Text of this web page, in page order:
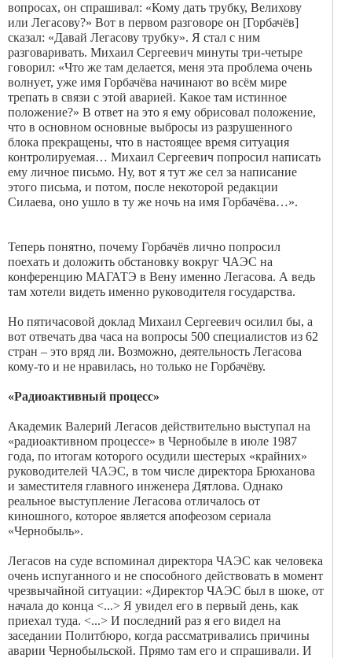
вопросах, он спрашивал: «Кому дать трубку, Велихову
или Легасову?» Вот в первом разговоре он [Горбачёв]
сказал: «Давай Легасову трубку». Я стал с ним
разговаривать. Михаил Сергеевич минуты три-четыре
говорил: «Что же там делается, меня эта проблема очень
волнует, уже имя Горбачёва начинают во всём мире
трепать в связи с этой аварией. Какое там истинное
положение?» В ответ на это я ему обрисовал положение,
что в основном основные выбросы из разрушенного
блока прекращены, что в настоящее время ситуация
контролируемая… Михаил Сергеевич попросил написать
ему личное письмо. Ну, вот я тут же сел за написание
этого письма, и потом, после некоторой редакции
Силаева, оно ушло в ту же ночь на имя Горбачёва…».
Теперь понятно, почему Горбачёв лично попросил
поехать и доложить обстановку вокруг ЧАЭС на
конференцию МАГАТЭ в Вену именно Легасова. А ведь
там хотели видеть именно руководителя государства.
Но пятичасовой доклад Михаил Сергеевич осилил бы, а
вот отвечать два часа на вопросы 500 специалистов из 62
стран – это вряд ли. Возможно, деятельность Легасова
кому-то и не нравилась, но только не Горбачёву.
«Радиоактивный процесс»
Академик Валерий Легасов действительно выступал на
«радиоактивном процессе» в Чернобыле в июле 1987
года, по итогам которого осудили шестерых «крайних»
руководителей ЧАЭС, в том числе директора Брюханова
и заместителя главного инженера Дятлова. Однако
реальное выступление Легасова отличалось от
киношного, которое является апофеозом сериала
«Чернобыль».
Легасов на суде вспоминал директора ЧАЭС как человека
очень испуганного и не способного действовать в момент
чрезвычайной ситуации: «Директор ЧАЭС был в шоке, от
начала до конца <...> Я увидел его в первый день, как
приехал туда. <...> И последний раз я его видел на
заседании Политбюро, когда рассматривались причины
аварии Чернобыльской. Прямо там его и спрашивали. И